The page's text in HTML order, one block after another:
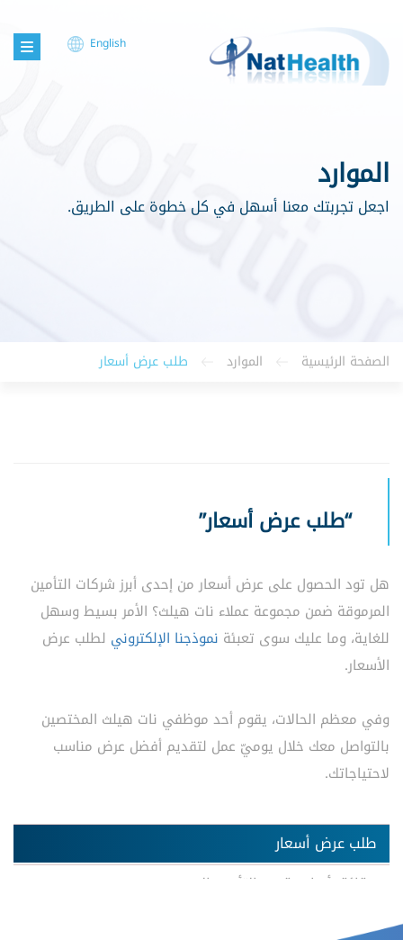
English
الموارد
اجعل تجربتك معنا أسهل في كل خطوة على الطريق.
الصفحة الرئيسية الموارد طلب عرض أسعار
“طلب عرض أسعار”
هل تود الحصول على عرض أسعار من إحدى أبرز شركات التأمين
المرموقة ضمن مجموعة عملاء نات هيلث؟ الأمر بسيط وسهل
للغاية، وما عليك سوى تعبئة نموذجنا الإلكتروني لطلب عرض
الأسعار.
وفي معظم الحالات، يقوم أحد موظفي نات هيلث المختصين
بالتواصل معك خلال يوميّ عمل لتقديم أفضل عرض مناسب
لاحتياجاتك.
طلب عرض أسعار
حقائق أساسية عن التأمين الصحي
معلومات عن تعهيد خدمات الرعاية الصحية